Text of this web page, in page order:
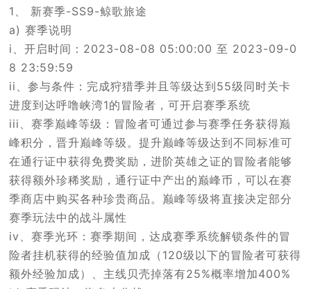
1、 新赛季-SS9-鲸歌旅途
a) 赛季说明
i、开启时间：2023-08-08 05:00:00 至 2023-09-0
8 23:59:59
ii、参与条件：完成狩猎季并且等级达到55级同时关卡
进度到达呼噜峡湾1的冒险者，可开启赛季系统
iii、赛季巅峰等级：冒险者可通过参与赛季任务获得巅
峰积分，晋升巅峰等级。提升巅峰等级达到不同标准可
在通行证中获得免费奖励，进阶英雄之证的冒险者能够
获得额外珍稀奖励，通行证中产出的巅峰币，可以在赛
季商店中购买各种珍贵商品。巅峰等级将直接决定部分
赛季玩法中的战斗属性
iv、赛季光环：赛季期间，达成赛季系统解锁条件的冒
险者挂机获得的经验值加成（120级以下的冒险者可获得
额外经验加成）、主线贝壳掉落有25%概率增加400%